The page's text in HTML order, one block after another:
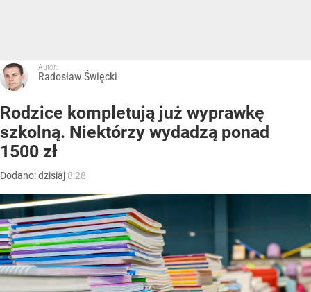
Autor:
Radosław Święcki
Rodzice kompletują już wyprawkę
szkolną. Niektórzy wydadzą ponad
1500 zł
Dodano:dzisiaj 8:28